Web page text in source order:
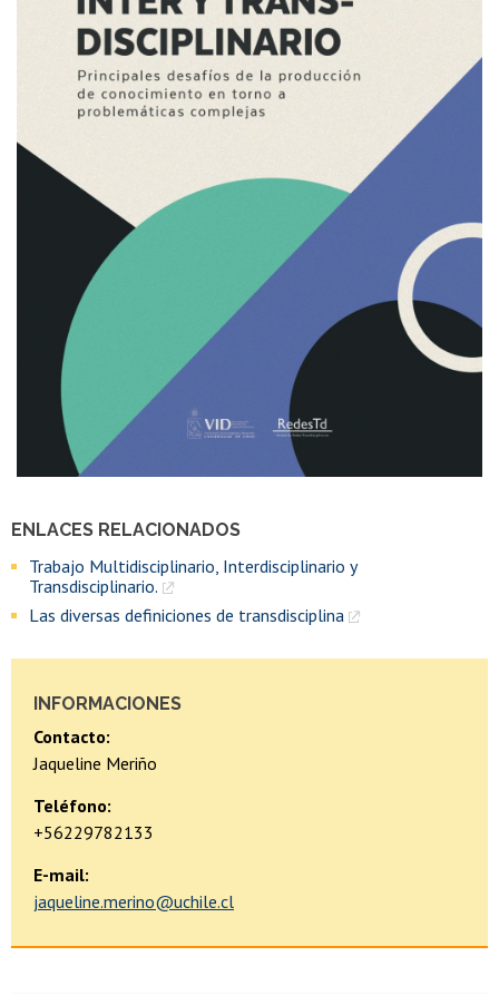
ENLACES RELACIONADOS
Trabajo Multidisciplinario, Interdisciplinario y
Transdisciplinario.
Las diversas definiciones de transdisciplina
INFORMACIONES
Contacto:
Jaqueline Meriño
Teléfono:
+56229782133
E-mail:
jaqueline.merino@uchile.cl